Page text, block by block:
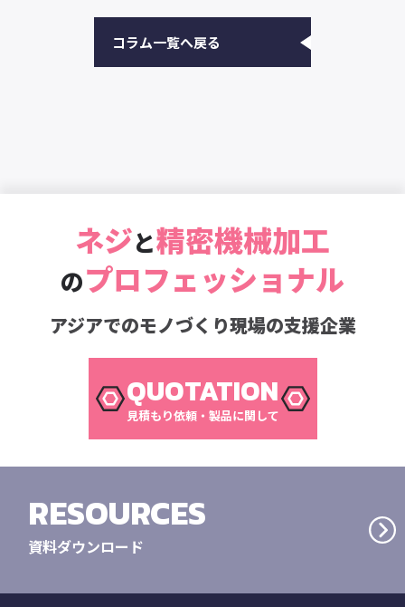
コラム一覧へ戻る
ネジと精密機械加工
のプロフェッショナル
アジアでのモノづくり現場の支援企業
QUOTATION
見積もり依頼・製品に関して
RESOURCES
資料ダウンロード